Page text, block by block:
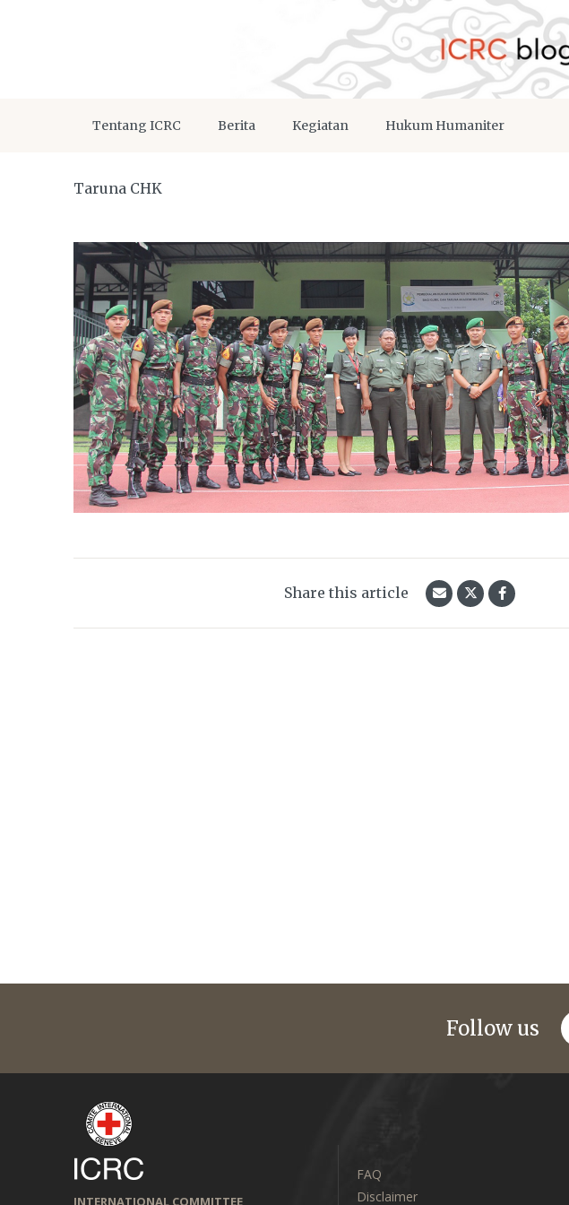
Tentang ICRC Berita Kegiatan Hukum Humaniter
Taruna CHK
Share this article
Follow us
INTERNATIONAL COMMITTEE
FAQ
Disclaimer